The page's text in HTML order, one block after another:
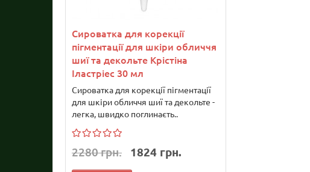
Сироватка для корекції
пігментації для шкіри обличчя
шиї та декольте Крістіна
Іластріес 30 мл
Сироватка для корекції пігментації
для шкіри обличчя шиї та декольте -
легка, швидко поглинаєть..
2280 грн. 1824 грн.